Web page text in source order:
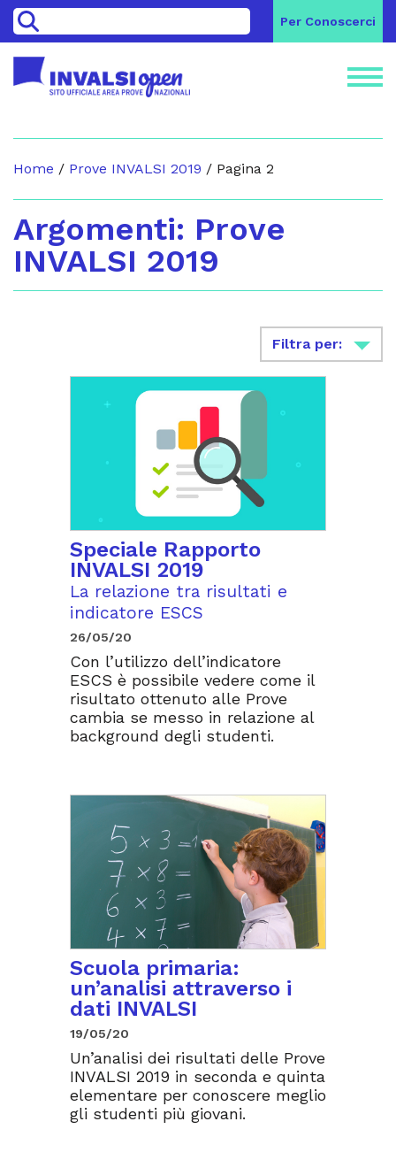
> Per Conoscerci
Home / Prove INVALSI 2019 / Pagina 2
Argomenti: Prove
INVALSI 2019
Filtra per:
Speciale Rapporto
INVALSI 2019
La relazione tra risultati e
indicatore ESCS
26/05/20
Con l’utilizzo dell’indicatore
ESCS è possibile vedere come il
risultato ottenuto alle Prove
cambia se messo in relazione al
background degli studenti.
Scuola primaria:
un’analisi attraverso i
dati INVALSI
19/05/20
Un’analisi dei risultati delle Prove
INVALSI 2019 in seconda e quinta
elementare per conoscere meglio
gli studenti più giovani.